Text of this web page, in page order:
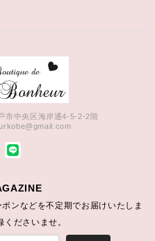
市中央区海岸通4-5-2-2階
ンなどを不定期でお届けいたしま
ださいませ。